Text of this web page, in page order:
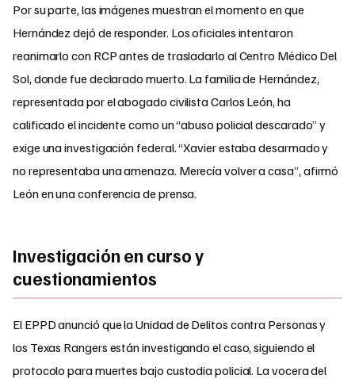
Por su parte, las imágenes muestran el momento en que
Hernández dejó de responder. Los oficiales intentaron
reanimarlo con RCP antes de trasladarlo al Centro Médico Del
Sol, donde fue declarado muerto. La familia de Hernández,
representada por el abogado civilista Carlos León, ha
calificado el incidente como un “abuso policial descarado” y
exige una investigación federal. “Xavier estaba desarmado y
no representaba una amenaza. Merecía volver a casa”, afirmó
León en una conferencia de prensa.
Investigación en curso y
cuestionamientos
El EPPD anunció que la Unidad de Delitos contra Personas y
los Texas Rangers están investigando el caso, siguiendo el
protocolo para muertes bajo custodia policial. La vocera del